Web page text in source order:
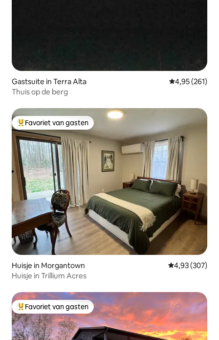
Gastsuite in Terra Alta Gemiddelde
4,95 (261)
Thuis op de berg
Topfavoriet van gasten
Favoriet van gasten
Huisje in Morgantown Gemiddelde
4,93 (307)
Huisje in Trillium Acres
Topfavoriet van gasten
Favoriet van gasten